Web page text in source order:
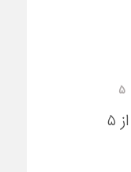
۵
از ۵